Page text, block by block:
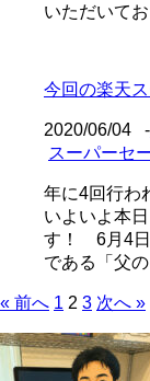
いただいて
今回の楽天
2020/06/04 -
スーパーセ
年に4回行わ
いよいよ本
す！ 6月4日
である「父
« 前へ 1 2 3 次へ »